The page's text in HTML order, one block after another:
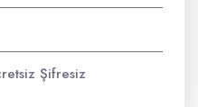
Şifresiz